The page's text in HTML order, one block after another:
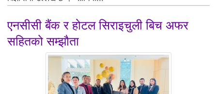
एनसीसी बैंक र होटल सिराइचुली बिच अफर
सहितको सम्झौता